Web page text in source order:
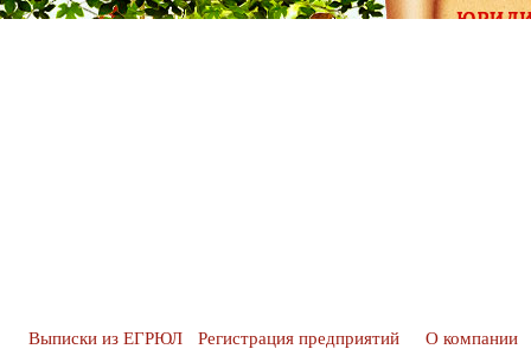
Выписки из ЕГРЮЛ Регистрация предприятий О компании